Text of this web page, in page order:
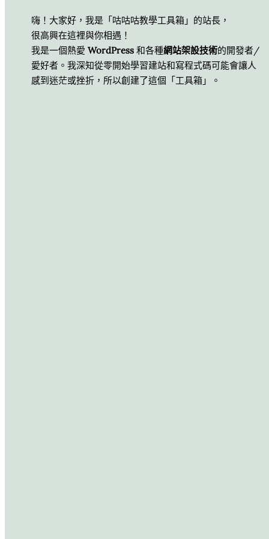
嗨！大家好，我是「咕咕咕教學工具箱」的站長，
很高興在這裡與你相遇！
我是一個熱愛 WordPress 和各種網站架設技術的開發者/
愛好者。我深知從零開始學習建站和寫程式碼可能會讓人
感到迷茫或挫折，所以創建了這個「工具箱」。